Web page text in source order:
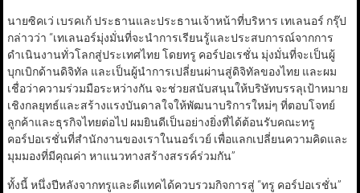
นายซิคเว่ เบรคเก้ ประธานและประธานเจ้าหน้าที่บริหาร เทเลนอร์ กรุ๊ป
กล่าวว่า “เทเลนอร์มุ่งมั่นที่จะนำการเรียนรู้และประสบการณ์จากการ
ดำเนินงานทั่วโลกสู่ประเทศไทย โดยทรู คอร์ปอเรชั่น มุ่งมั่นที่จะเป็นผู้
บุกเบิกด้านดิจิทัล และเป็นผู้นำการเปลี่ยนผ่านสู่ดิจิทัลของไทย และผม
เชื่อว่าความร่วมมือระหว่างกัน จะช่วยสนับสนุนให้บริษัทบรรลุเป้าหมาย
เชิงกลยุทธ์และสร้างแรงบันดาลใจให้พัฒนาบริการใหม่ๆ ที่ตอบโจทย์
ลูกค้าและธุรกิจไทยต่อไป ผมยินดีเป็นอย่างยิ่งที่ได้ต้อนรับคณะทรู
คอร์ปอเรชั่นที่สำนักงานของเราในนอร์เวย์ เพื่อแลกเปลี่ยนความคิดและ
มุมมองที่มีคุณค่า หาแนวทางสร้างสรรค์ร่วมกัน”
ทั้งนี้ หนึ่งปีหลังจากทรูและดีแทคได้ควบรวมกิจการสู่ “ทรู คอร์ปอเรชั่น”